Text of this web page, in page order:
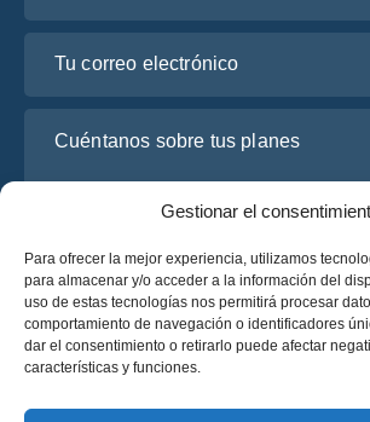
Gestionar el
Para ofrecer la mejor experiencia, utilizamos
para almacenar y/o acceder a la información del
uso de estas tecnologías nos permitirá procesar
comportamiento de navegación o identificadores
dar el consentimiento o retirarlo puede afectar
características y funciones.
He leído y acepto la